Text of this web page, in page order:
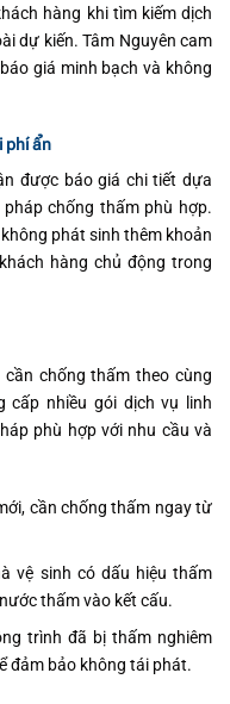
hàng khi tìm kiếm dịch
dự kiến. Tâm Nguyên cam
giá minh bạch và không
phí ẩn
được báo giá chi tiết dựa
chống thấm phù hợp.
phát sinh thêm khoản
hàng chủ động trong
chống thấm theo cùng
cấp nhiều gói dịch vụ linh
phù hợp với nhu cầu và
cần chống thấm ngay từ
vệ sinh có dấu hiệu thấm
thấm vào kết cấu.
trình đã bị thấm nghiêm
đảm bảo không tái phát.